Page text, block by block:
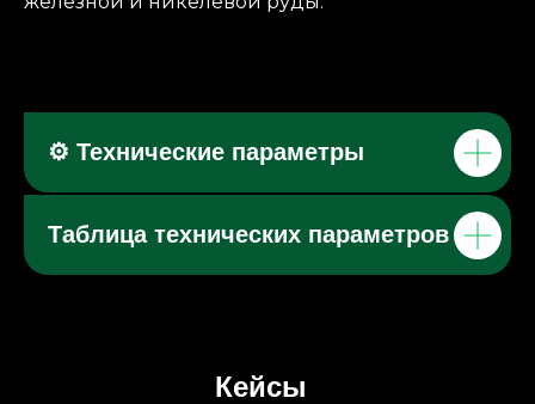
⚙️ Технические параметры
Таблица технических параметров
Кейсы